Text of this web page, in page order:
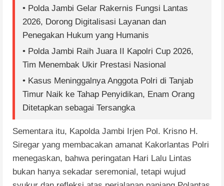
• Polda Jambi Gelar Rakernis Fungsi Lantas
2026, Dorong Digitalisasi Layanan dan
Penegakan Hukum yang Humanis
• Polda Jambi Raih Juara II Kapolri Cup 2026,
Tim Menembak Ukir Prestasi Nasional
• Kasus Meninggalnya Anggota Polri di Tanjab
Timur Naik ke Tahap Penyidikan, Enam Orang
Ditetapkan sebagai Tersangka
Sementara itu, Kapolda Jambi Irjen Pol. Krisno H.
Siregar yang membacakan amanat Kakorlantas Polri
menegaskan, bahwa peringatan Hari Lalu Lintas
bukan hanya sekadar seremonial, tetapi wujud